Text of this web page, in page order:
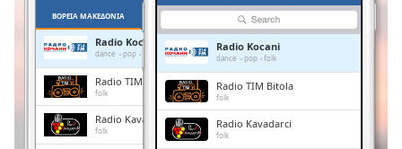
Remaining
Time-
Playback
ΒΌΡΕΙΑ ΜΑΚΕΔΟΝΊΑ
Radio Kocani
dance pop
Radio TIM Bitola
folk
Radio Kavadarci
folk
Radio Kocani
dance pop folk
Radio TIM Bitola
folk
Radio Kavadarci
folk